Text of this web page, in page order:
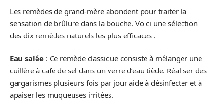
Les remèdes de grand-mère abondent pour traiter la
sensation de brûlure dans la bouche. Voici une sélection
des dix remèdes naturels les plus efficaces :
Eau salée : Ce remède classique consiste à mélanger une
cuillère à café de sel dans un verre d’eau tiède. Réaliser des
gargarismes plusieurs fois par jour aide à désinfecter et à
apaiser les muqueuses irritées.